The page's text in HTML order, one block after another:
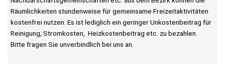
Räumlichkeiten stundenweise für gemeinsame Freizeitaktivitäten
kostenfrei nutzen. Es ist lediglich ein geringer Unkostenbeitrag für
Reinigung, Stromkosten, Heizkostenbeitrag etc. zu bezahlen.
Bitte fragen Sie unverbindlich bei uns an.